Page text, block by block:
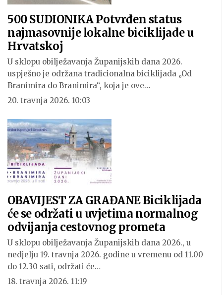
500 SUDIONIKA Potvrđen status
najmasovnije lokalne biciklijade u
Hrvatskoj
U sklopu obilježavanja Županijskih dana 2026.
uspješno je održana tradicionalna biciklijada „Od
Branimira do Branimira“, koja je ove…
20. travnja 2026. 10:03
OBAVIJEST ZA GRAĐANE Biciklijada
će se održati u uvjetima normalnog
odvijanja cestovnog prometa
U sklopu obilježavanja Županijskih dana 2026., u
nedjelju 19. travnja 2026. godine u vremenu od 11.00
do 12.30 sati, održati će…
18. travnja 2026. 11:19